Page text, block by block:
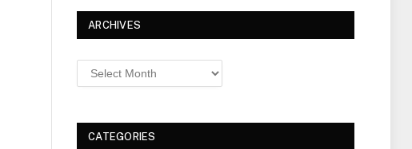
ARCHIVES
Archives
CATEGORIES